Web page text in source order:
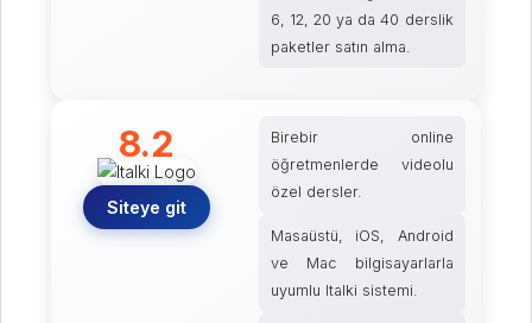
6, 12, 20 ya da 40 derslik
paketler satın alma.
8.2
Siteye git
Birebir online
öğretmenlerde videolu
özel dersler.
Masaüstü, iOS, Android
ve Mac bilgisayarlarla
uyumlu Italki sistemi.